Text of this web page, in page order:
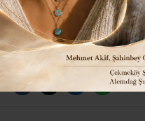
Giriş: 28-01-2017 21:35
Güncelleme: 04-08-2018 01:30